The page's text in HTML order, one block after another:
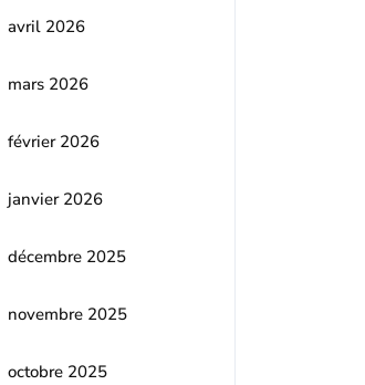
avril 2026
mars 2026
février 2026
janvier 2026
décembre 2025
novembre 2025
octobre 2025